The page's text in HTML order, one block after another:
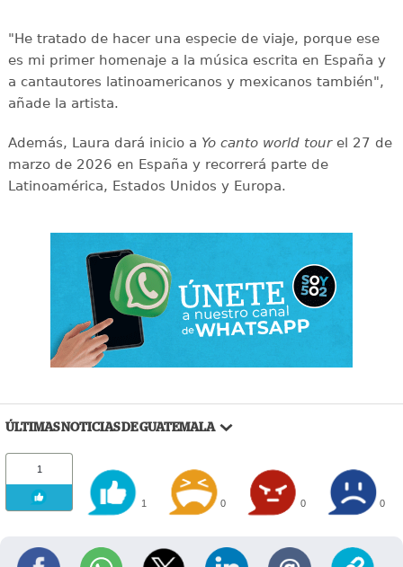
"He tratado de hacer una especie de viaje, porque ese
es mi primer homenaje a la música escrita en España y
a cantautores latinoamericanos y mexicanos también",
añade la artista.
Además, Laura dará inicio a Yo canto world tour el 27 de
marzo de 2026 en España y recorrerá parte de
Latinoamérica, Estados Unidos y Europa.
ÚLTIMAS NOTICIAS DE GUATEMALA
1
1 0 0 0